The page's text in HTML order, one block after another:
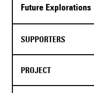
Future Explorations
SUPPORTERS
PROJECT